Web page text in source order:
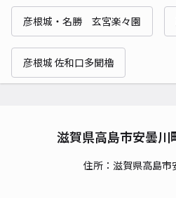
彦根城・名勝 玄宮楽々園
彦根城 佐和口多聞櫓
滋賀県高島市安曇川
住所：滋賀県高島市